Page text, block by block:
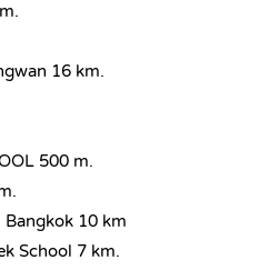
16 km.
500 m.
10 km
School 7 km.